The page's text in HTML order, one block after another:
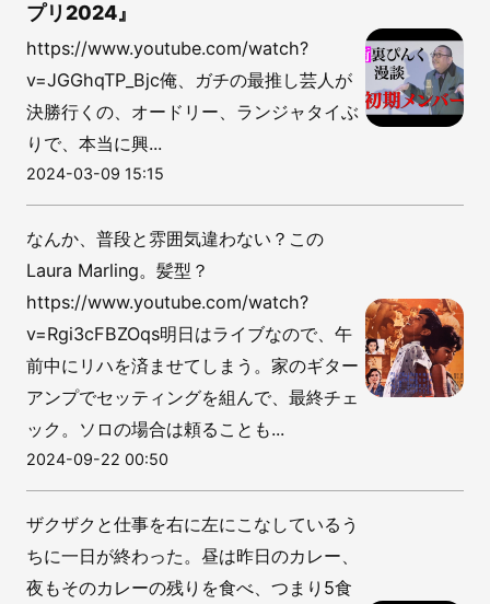
プリ2024』
https://www.youtube.com/watch?
v=JGGhqTP_Bjc俺、ガチの最推し芸人が
決勝行くの、オードリー、ランジャタイぶ
りで、本当に興...
2024-03-09 15:15
なんか、普段と雰囲気違わない？この
Laura Marling。髪型？
https://www.youtube.com/watch?
v=Rgi3cFBZOqs明日はライブなので、午
前中にリハを済ませてしまう。家のギター
アンプでセッティングを組んで、最終チェ
ック。ソロの場合は頼ることも...
2024-09-22 00:50
ザクザクと仕事を右に左にこなしているう
ちに一日が終わった。昼は昨日のカレー、
夜もそのカレーの残りを食べ、つまり5食